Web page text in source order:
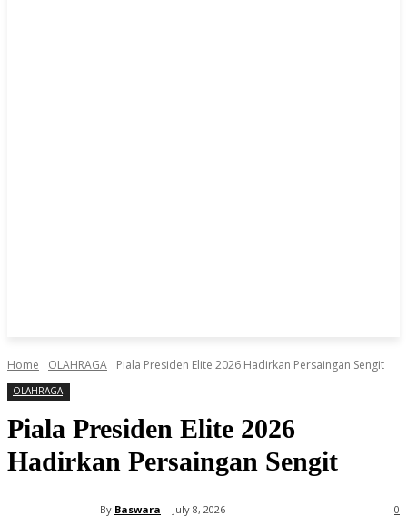
Home OLAHRAGA Piala Presiden Elite 2026 Hadirkan Persaingan Sengit
OLAHRAGA
Piala Presiden Elite 2026
Hadirkan Persaingan Sengit
By Baswara July 8, 2026 0